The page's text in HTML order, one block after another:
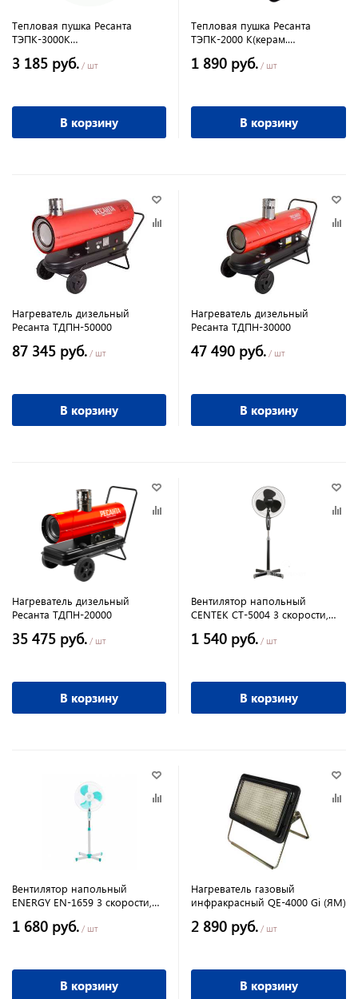
Тепловая пушка Ресанта
ТЭПК-3000К
3 185 руб. / шт
В корзину
Тепловая пушка Ресанта
ТЭПК-2000 К(керам.
1 890 руб. / шт
В корзину
Нагреватель дизельный
Ресанта ТДПН-50000
87 345 руб. / шт
В корзину
Нагреватель дизельный
Ресанта ТДПН-30000
47 490 руб. / шт
В корзину
Нагреватель дизельный
Ресанта ТДПН-20000
35 475 руб. / шт
В корзину
Вентилятор напольный
CENTEK СТ-5004 3 скорости,
1 540 руб. / шт
В корзину
Вентилятор напольный
ENERGY EN-1659 3 скорости,
1 680 руб. / шт
В корзину
Нагреватель газовый
инфракрасный QE-4000 Gi (ЯМ)
2 890 руб. / шт
В корзину